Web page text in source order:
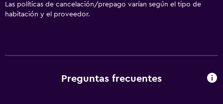
Entrada privada
Secador de pelo
Las políticas de cancelación/prepago varían según el tipo de
habitación y el proveedor.
Preguntas frecuentes